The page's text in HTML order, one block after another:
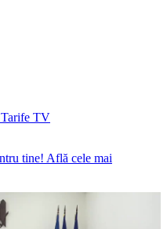
Tarife TV
tine! Află cele mai